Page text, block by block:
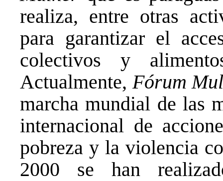
realiza, entre otras
para garantizar el
colectivos y
Actualmente, Fórum
marcha mundial de las
internacional de
pobreza y la violencia
2000 se han